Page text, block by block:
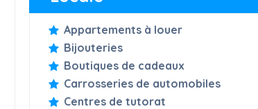
Appartements à louer
Bijouteries
Boutiques de cadeaux
Carrosseries de automobiles
Centres de tutorat